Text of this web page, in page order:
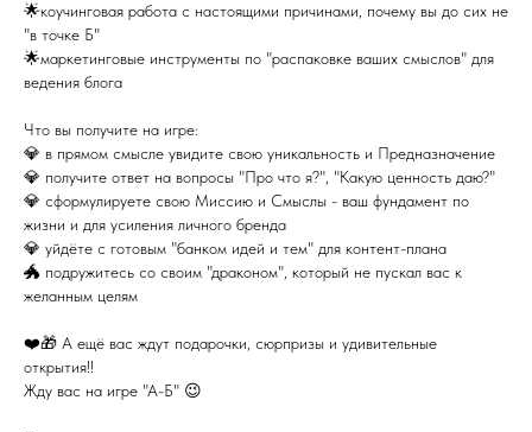
🌟коучинговая работа с настоящими причинами, почему вы до сих не
"в точке Б"
🌟маркетинговые инструменты по "распаковке ваших смыслов" для
ведения блога
Что вы получите на игре:
💎 в прямом смысле увидите свою уникальность и Предназначение
💎 получите ответ на вопросы "Про что я?", "Какую ценность даю?"
💎 сформулируете свою Миссию и Смыслы - ваш фундамент по
жизни и для усиления личного бренда
💎 уйдёте с готовым "банком идей и тем" для контент-плана
🐲 подружитесь со своим "драконом", который не пускал вас к
желанным целям
❤️🎁 А ещё вас ждут подарочки, сюрпризы и удивительные
открытия!!
Жду вас на игре "А-Б" 😉